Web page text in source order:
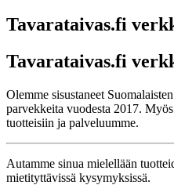
Tavarataivas.fi
Tavarataivas.fi
Olemme sisustaneet
parvekkeita vuodesta 2017.
tuotteisiin ja palveluumme.
Autamme sinua mielellään
mietityttävissä kysymyksissä.